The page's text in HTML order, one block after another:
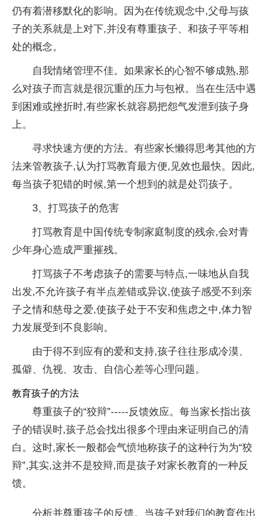
仍有着潜移默化的影响。因为在传统观念中,父母与孩
子的关系就是上对下,并没有尊重孩子、和孩子平等相
处的概念。
自我情绪管理不佳。如果家长的心智不够成熟,那
么对孩子而言就是很沉重的压力与包袱。当在生活中遇
到困难或挫折时,有些家长就容易把怨气发泄到孩子身
上。
寻求快速方便的方法。有些家长懒得思考其他的方
法来管教孩子,认为打骂教育最方便,见效也最快。因此,
每当孩子犯错的时候,第一个想到的就是处罚孩子。
3、打骂孩子的危害
打骂教育是中国传统专制家庭制度的残余,会对青
少年身心造成严重摧残。
打骂孩子不考虑孩子的需要与特点,一味地从自我
出发,不允许孩子有半点差错或异议,使孩子感受不到亲
子之情和慈母之爱,使孩子处于不安和焦虑之中,体力智
力发展受到不良影响。
由于得不到应有的爱和支持,孩子往往形成冷漠、
孤僻、仇视、攻击、自信心差等心理问题。
教育孩子的方法
尊重孩子的“狡辩”-----反馈效应。每当家长指出孩
子的错误时,孩子总会找出很多个理由来证明自己的清
白。这时,家长一般都会气愤地称孩子的这种行为为“狡
辩”,其实,这并不是狡辩,而是孩子对家长教育的一种反
馈。
分析并尊重孩子的反馈。当孩子对我们的教育作出